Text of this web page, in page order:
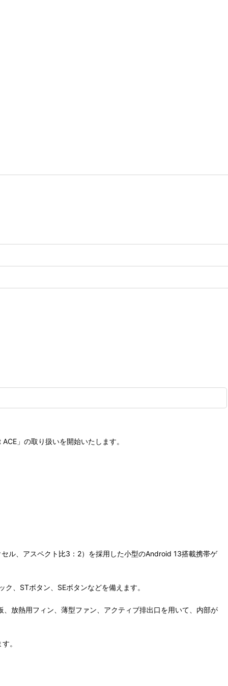
」の取り扱いを開始いたします。
ル、アスペクト比3：2）を採用した小型のAndroid 13搭載携帯ゲ
、STボタン、SEボタンなどを備えます。
放熱用フィン、薄型ファン、アクティブ排出口を用いて、内部が
。